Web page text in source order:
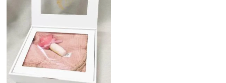
erbaviva（エルバビーバ）
安心の日本製。先輩ママが買ってよかった！本当に必要な出産準備品
ハレの日に着るANGELIEBEのセレモニー
買って正解！高評価レビューアイテム